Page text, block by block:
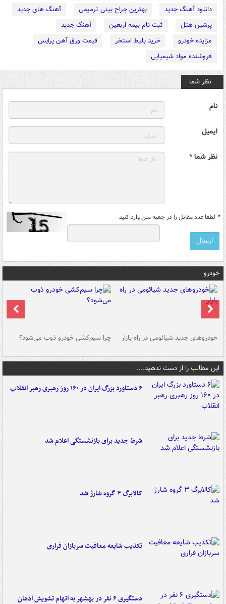
دانلود آهنگ جدید
بهترین جراح بینی ترمیمی
آهنگ های جدید
پرشین هتل
ثبت نام بیمه اربعین
آهنگ جدید
مزایده خودرو
خرید بلیط استخر
قیمت ورق آهن پرایس
فروشنده مواد شیمیایی
نظر شما
نام
ایمیل
نظر شما *
* لطفا عدد مقابل را در جعبه متن وارد کنید
خودرو
خودروهای جدید شیائومی در راه بازار چرا سیم‌کشی خودرو ذوب می‌شود؟
این مطالب را از دست ندهید....
۶ دستاورد بزرگ ایران در ۱۶۰ روز رهبری رهبر انقلاب
شرط جدید برای بازنشستگی اعلام شد
کالابرگ ۳ گروه شارژ شد
تکذیب شایعه معافیت سربازان فراری
دستگیری ۶ نفر در بهشهر به اتهام تشویش اذهان